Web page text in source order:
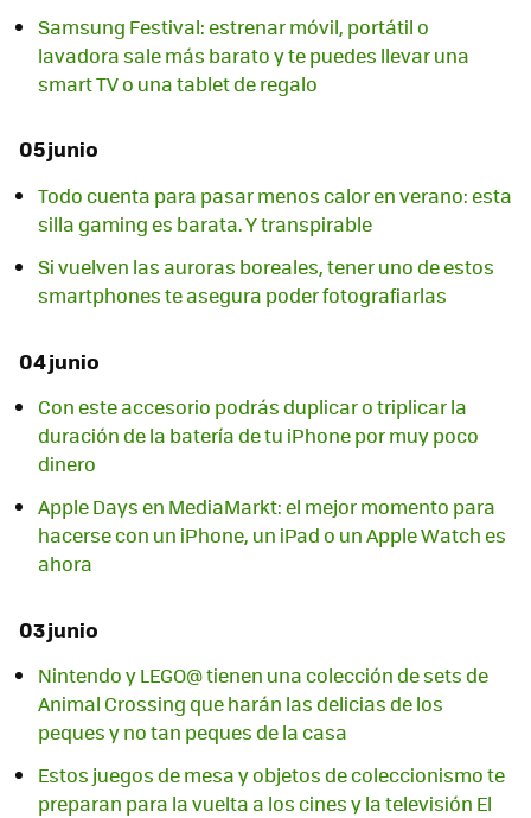
Samsung Festival: estrenar móvil, portátil o
lavadora sale más barato y te puedes llevar una
smart TV o una tablet de regalo
05 junio
Todo cuenta para pasar menos calor en verano: esta
silla gaming es barata. Y transpirable
Si vuelven las auroras boreales, tener uno de estos
smartphones te asegura poder fotografiarlas
04 junio
Con este accesorio podrás duplicar o triplicar la
duración de la batería de tu iPhone por muy poco
dinero
Apple Days en MediaMarkt: el mejor momento para
hacerse con un iPhone, un iPad o un Apple Watch es
ahora
03 junio
Nintendo y LEGO@ tienen una colección de sets de
Animal Crossing que harán las delicias de los
peques y no tan peques de la casa
Estos juegos de mesa y objetos de coleccionismo te
preparan para la vuelta a los cines y la televisión El